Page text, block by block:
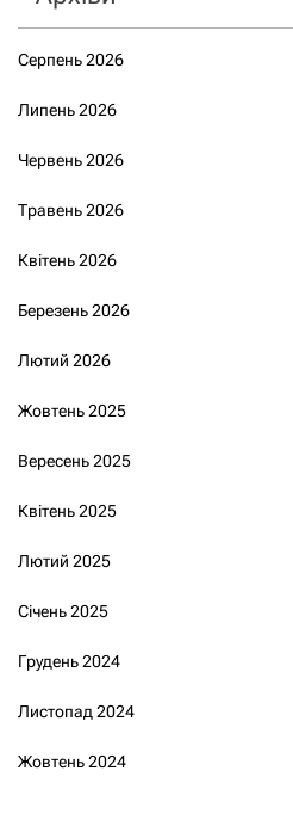
Серпень 2026
Липень 2026
Червень 2026
Травень 2026
Квітень 2026
Березень 2026
Лютий 2026
Жовтень 2025
Вересень 2025
Квітень 2025
Лютий 2025
Січень 2025
Грудень 2024
Листопад 2024
Жовтень 2024